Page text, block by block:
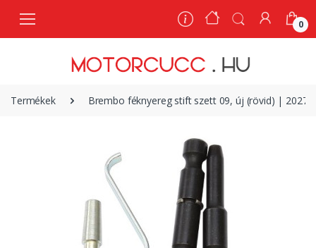
0
Termékek Brembo féknyereg stift szett 09, új (rövid) |
0